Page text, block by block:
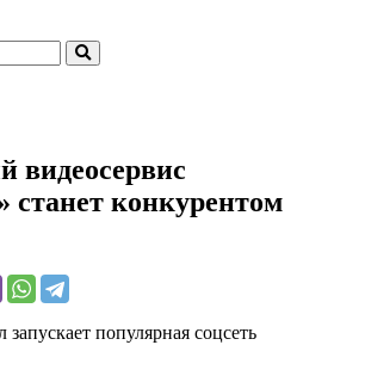
видеосервис
станет конкурентом
популярная соцсеть